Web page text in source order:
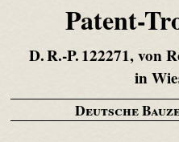
Patent-
D. R.-P. 122271, von
in
Deutsche